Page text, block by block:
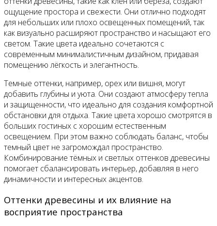
ощущение простора и свежести. Они отлично подходят
для небольших или плохо освещенных помещений, так
как визуально расширяют пространство и насыщают его
светом. Такие цвета идеально сочетаются с
современным минималистичным дизайном, придавая
помещению лёгкость и элегантность.
Темные оттенки, например, орех или вишня, могут
добавить глубины и уюта. Они создают атмосферу тепла
и защищенности, что идеально для создания комфортной
обстановки для отдыха. Такие цвета хорошо смотрятся в
больших гостиных с хорошим естественным
освещением. При этом важно соблюдать баланс, чтобы
темный цвет не загромождал пространство.
Комбинирование тёмных и светлых оттенков древесины
помогает сбалансировать интерьер, добавляя в него
динамичности и интересных акцентов.
Оттенки древесины и их влияние на
восприятие пространства